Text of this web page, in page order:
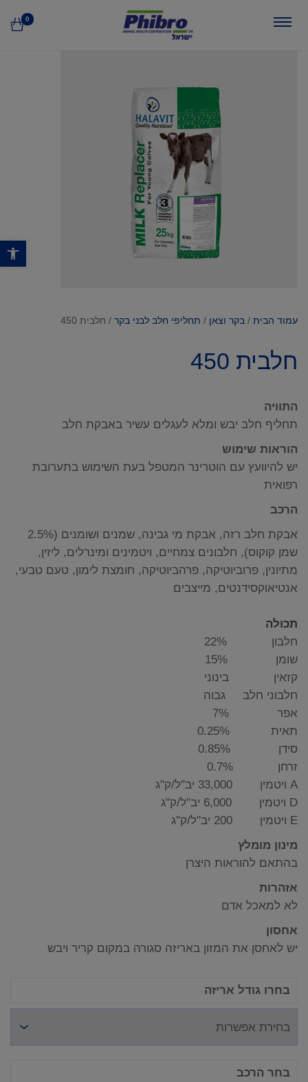
פתח סרגל נגישות
0
עמוד הבית / בקר וצאן / תחליפי חלב לבני בקר / חלבית 450
חלבית 450
התוויה
תחליף חלב יבש ומלא לעגלים עשיר באבקת חלב
הוראות שימוש
יש להיוועץ עם הוטרינר המטפל בעת השימוש בתערובת
רפואית
הרכב
אבקת חלב רזה, אבקת מי גבינה, שמנים ושומנים (2.5%
שמן קוקוס), חלבונים צמחיים, ויטמינים ומינרלים, ליזין,
מתיונין, פרוביוטיקה, פרהביוטיקה, חומצת לימון, טעם טבעי,
אנטיאוקסידנטים, מייצבים
תכולה
חלבון 22%
שומן 15%
קזאין בינוני
חלבוני חלב גבוה
אפר 7%
תאית 0.25%
סידן 0.85%
זרחן 0.7%
A ויטמין 33,000 יב"ל/ק"ג
D ויטמין 6,000 יב"ל/ק"ג
E ויטמין 200 יב"ל/ק"ג
מינון מומלץ
בהתאם להוראות היצרן
אזהרות
לא למאכל אדם
אחסון
יש לאחסן את המזון באריזה סגורה במקום קריר ויבש
בחרו גודל אריזה
בחר הרכב